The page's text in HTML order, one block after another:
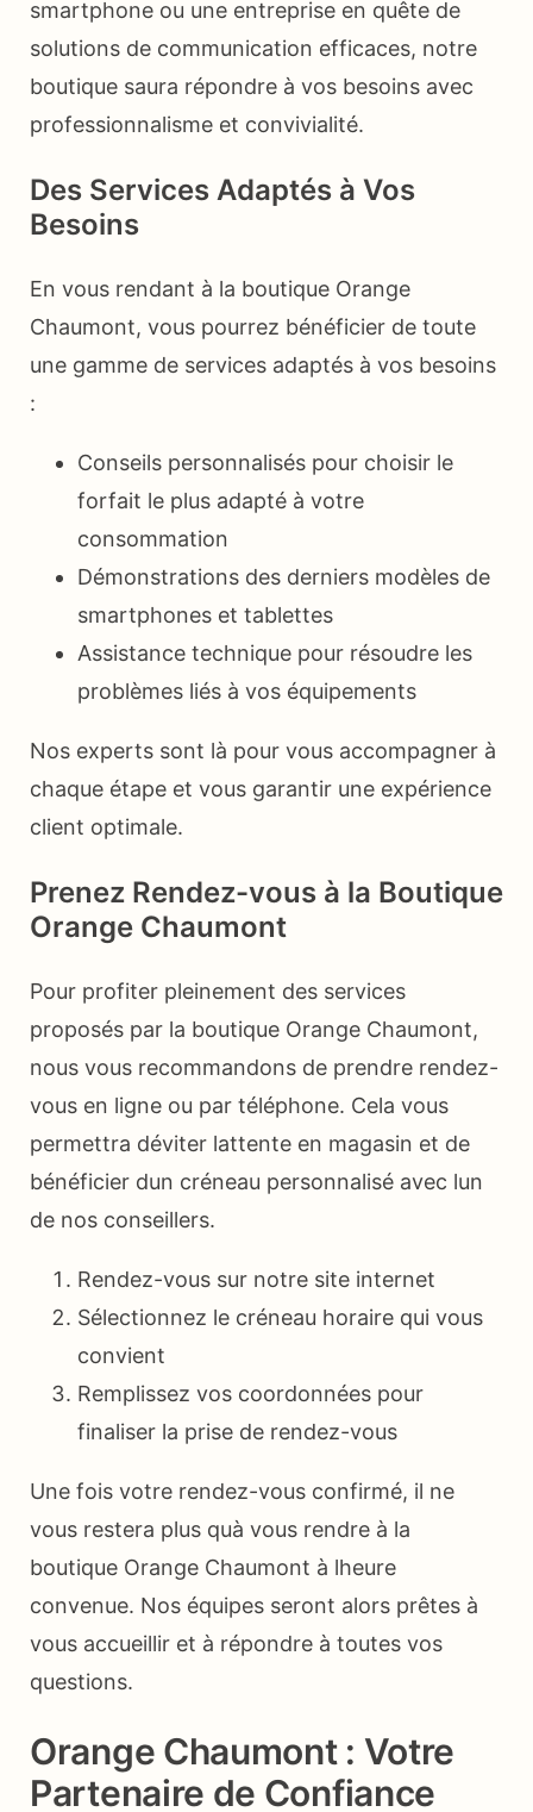
smartphone ou une entreprise en quête de
solutions de communication efficaces, notre
boutique saura répondre à vos besoins avec
professionnalisme et convivialité.
Des Services Adaptés à Vos
Besoins
En vous rendant à la boutique Orange
Chaumont, vous pourrez bénéficier de toute
une gamme de services adaptés à vos besoins
:
Conseils personnalisés pour choisir le
forfait le plus adapté à votre
consommation
Démonstrations des derniers modèles de
smartphones et tablettes
Assistance technique pour résoudre les
problèmes liés à vos équipements
Nos experts sont là pour vous accompagner à
chaque étape et vous garantir une expérience
client optimale.
Prenez Rendez-vous à la Boutique
Orange Chaumont
Pour profiter pleinement des services
proposés par la boutique Orange Chaumont,
nous vous recommandons de prendre rendez-
vous en ligne ou par téléphone. Cela vous
permettra déviter lattente en magasin et de
bénéficier dun créneau personnalisé avec lun
de nos conseillers.
Rendez-vous sur notre site internet
Sélectionnez le créneau horaire qui vous
convient
Remplissez vos coordonnées pour
finaliser la prise de rendez-vous
Une fois votre rendez-vous confirmé, il ne
vous restera plus quà vous rendre à la
boutique Orange Chaumont à lheure
convenue. Nos équipes seront alors prêtes à
vous accueillir et à répondre à toutes vos
questions.
Orange Chaumont : Votre
Partenaire de Confiance